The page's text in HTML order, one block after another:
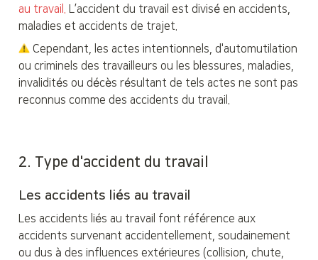
au travail. L’accident du travail est divisé en accidents,
maladies et accidents de trajet.
Cependant, les actes intentionnels, d'automutilation
ou criminels des travailleurs ou les blessures, maladies,
invalidités ou décès résultant de tels actes ne sont pas
reconnus comme des accidents du travail.
2. Type d'accident du travail
Les accidents liés au travail
Les accidents liés au travail font référence aux
accidents survenant accidentellement, soudainement
ou dus à des influences extérieures (collision, chute,